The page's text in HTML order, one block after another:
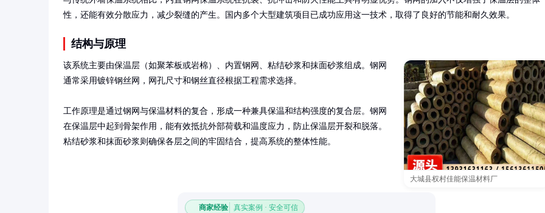
性，还能有效分散应力，减少裂缝的产生。国内多个大型建筑项目已成功应用这一技术，取得了良好的节能和耐久效果。
结构与原理
大城县权村佳能保温材料厂
该系统主要由保温层（如聚苯板或岩棉）、内置钢网、粘结砂浆和抹面砂浆组成。钢网
通常采用镀锌钢丝网，网孔尺寸和钢丝直径根据工程需求选择。
工作原理是通过钢网与保温材料的复合，形成一种兼具保温和结构强度的复合层。钢网
在保温层中起到骨架作用，能有效抵抗外部荷载和温度应力，防止保温层开裂和脱落。
粘结砂浆和抹面砂浆则确保各层之间的牢固结合，提高系统的整体性能。
商家经验 真实案例 · 安全可信